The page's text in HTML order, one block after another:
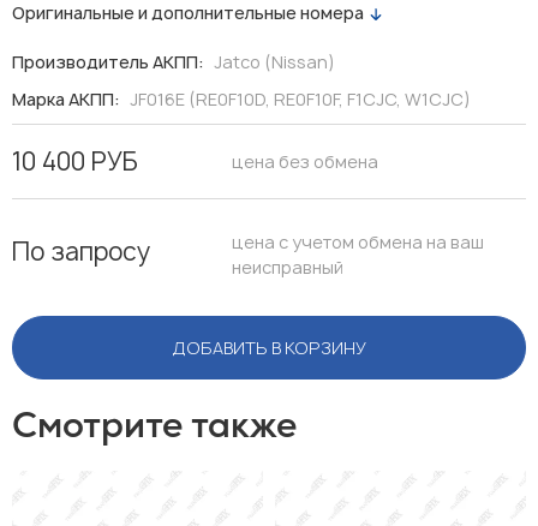
Оригинальные и дополнительные номера
Производитель АКПП: Jatco (Nissan)
Марка АКПП: JF016E (RE0F10D, RE0F10F, F1CJC, W1CJC)
10 400 РУБ цена без обмена
По запросу
цена с учетом обмена на ваш
неисправный
ДОБАВИТЬ В КОРЗИНУ
Смотрите также